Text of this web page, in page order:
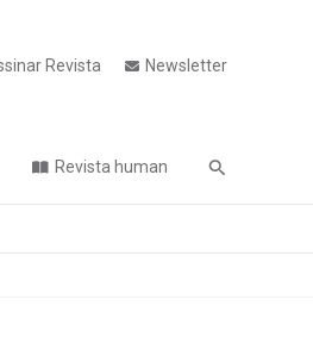
Revista Newsletter
Revista human Pesquisa